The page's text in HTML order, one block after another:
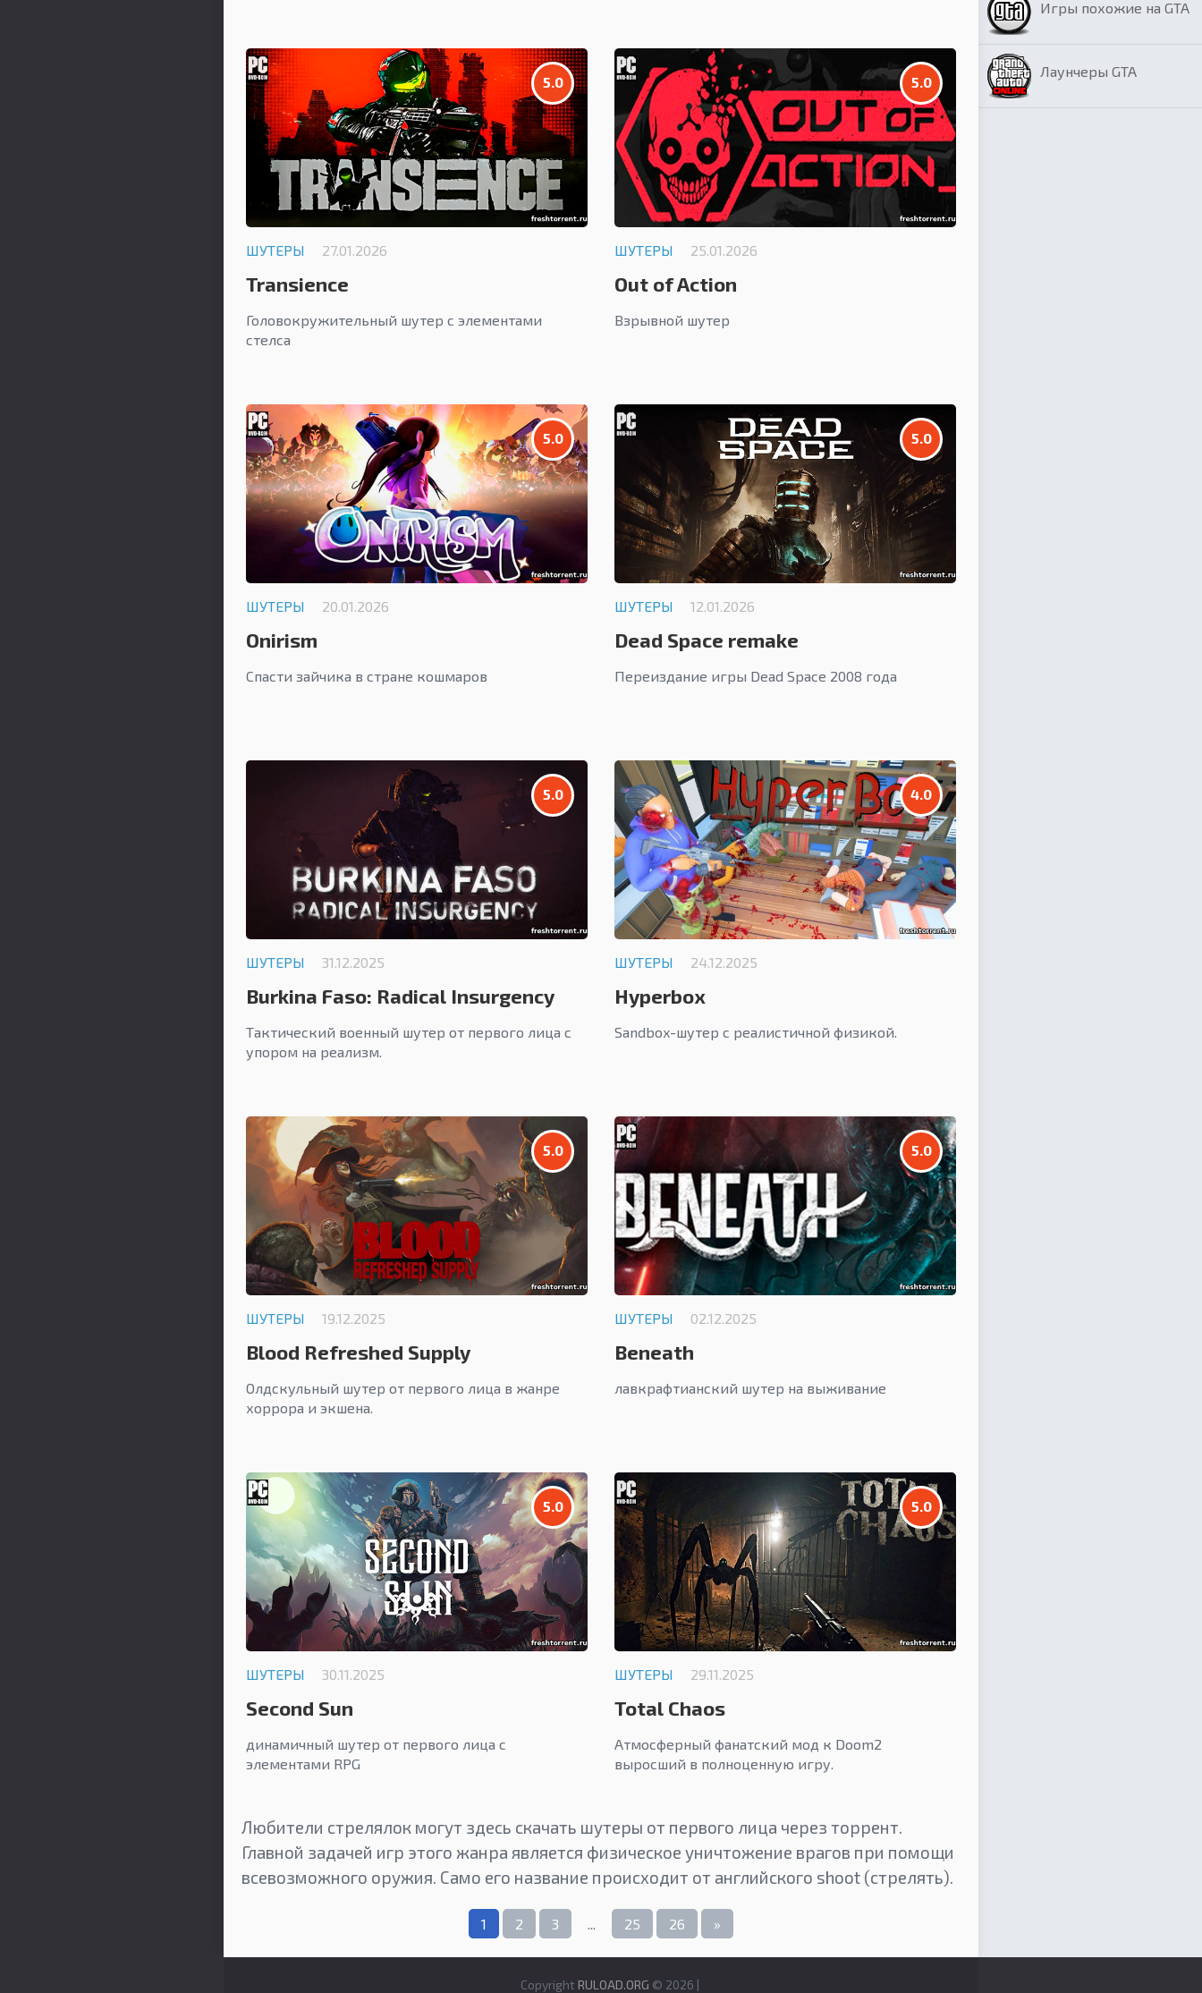
5.0
ШУТЕРЫ 27.01.2026
Transience
Головокружительный шутер с элементами
стелса
5.0
ШУТЕРЫ 25.01.2026
Out of Action
Взрывной шутер
5.0
ШУТЕРЫ 20.01.2026
Onirism
Спасти зайчика в стране кошмаров
5.0
ШУТЕРЫ 12.01.2026
Dead Space remake
Переиздание игры Dead Space 2008 года
5.0
ШУТЕРЫ 31.12.2025
Burkina Faso: Radical Insurgency
Тактический военный шутер от первого лица с
упором на реализм.
4.0
ШУТЕРЫ 24.12.2025
Hyperbox
Sandbox-шутер с реалистичной физикой.
5.0
ШУТЕРЫ 19.12.2025
Blood Refreshed Supply
Олдскульный шутер от первого лица в жанре
хоррора и экшена.
5.0
ШУТЕРЫ 02.12.2025
Beneath
лавкрафтианский шутер на выживание
5.0
ШУТЕРЫ 30.11.2025
Second Sun
динамичный шутер от первого лица с
элементами RPG
5.0
ШУТЕРЫ 29.11.2025
Total Chaos
Атмосферный фанатский мод к Doom2
выросший в полноценную игру.
Любители стрелялок могут здесь скачать шутеры от первого лица через торрент.
Главной задачей игр этого жанра является физическое уничтожение врагов при помощи
всевозможного оружия. Само его название происходит от английского shoot (стрелять).
1 2 3 ... 25 26 »
Игры похожие на GTA
Лаунчеры GTA
Copyright RULOAD.ORG © 2026 |